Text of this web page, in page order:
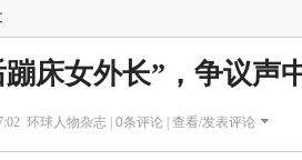
蹦床女外长”，争议声
环球人物杂志 | 0条评论 | 查看/发表评论